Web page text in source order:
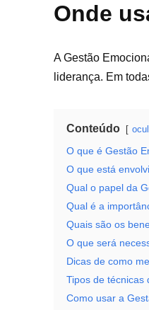
Onde
A Gestão
liderança. Em
Conteúdo
O que é Gestão
O que está
Qual o papel da
Qual é a
Quais são os
O que será
Dicas de como
Tipos de técnicas
Como usar a